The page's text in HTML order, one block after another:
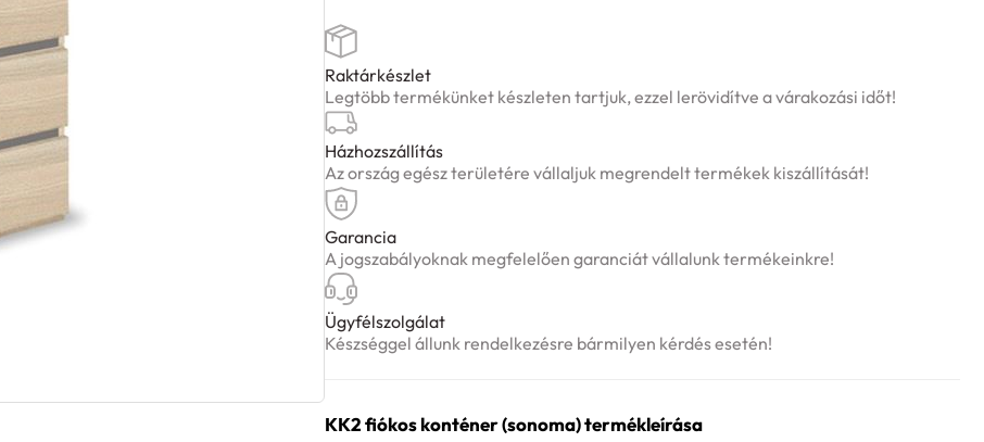
mennyiség
Raktárkészlet
Legtöbb termékünket készleten tartjuk, ezzel lerövidítve a várakozási időt!
Házhozszállítás
Az ország egész területére vállaljuk megrendelt termékek kiszállítását!
Garancia
A jogszabályoknak megfelelően garanciát vállalunk termékeinkre!
Ügyfélszolgálat
Készséggel állunk rendelkezésre bármilyen kérdés esetén!
KK2 fiókos konténer (sonoma) termékleírása